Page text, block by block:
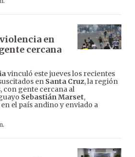
en
cercana
vinculó este jueves los recientes
en Santa Cruz, la región
con gente cercana al
Sebastián Marset,
el país andino y enviado a